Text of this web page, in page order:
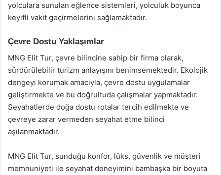
yolculara sunulan eğlence sistemleri, yolculuk boyunca
keyifli vakit geçirmelerini sağlamaktadır.
Çevre Dostu Yaklaşımlar
MNG Elit Tur, çevre bilincine sahip bir firma olarak,
sürdürülebilir turizm anlayışını benimsemektedir. Ekolojik
dengeyi korumak amacıyla, çevre dostu uygulamalar
geliştirmekte ve bu doğrultuda çalışmalar yapmaktadır.
Seyahatlerde doğa dostu rotalar tercih edilmekte ve
çevreye zarar vermeden seyahat etme bilinci
aşılanmaktadır.
MNG Elit Tur, sunduğu konfor, lüks, güvenlik ve müşteri
memnuniyeti ile seyahat deneyimini bambaşka bir boyuta